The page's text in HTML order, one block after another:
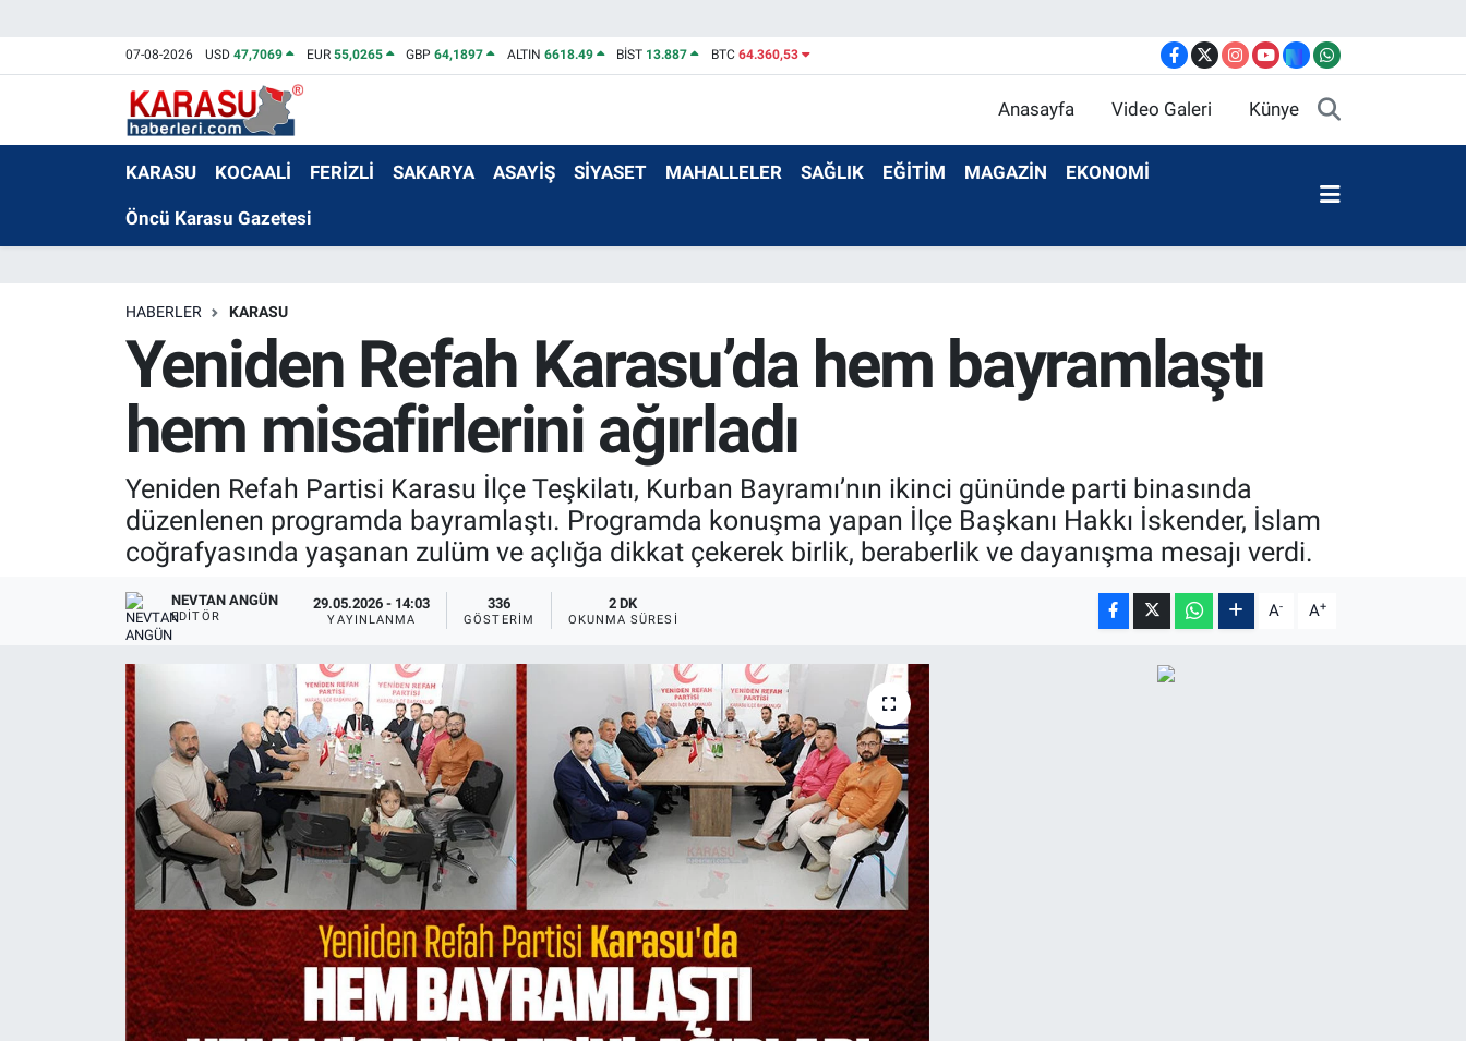
07-08-2026 USD47,7069 EUR 55,0265 GBP64,1897 ALTIN 6618.49 BİST 13.887 BTC 64.360,53
Anasayfa Video Galeri Künye
KARASU KOCAALİ FERİZLİ SAKARYA ASAYİŞ SİYASET MAHALLELER SAĞLIK EĞİTİM MAGAZİN EKONOMİ
Öncü Karasu Gazetesi
HABERLER KARASU
Yeniden Refah Karasu’da hem bayramlaştı
hem misafirlerini ağırladı
Yeniden Refah Partisi Karasu İlçe Teşkilatı, Kurban Bayramı’nın ikinci gününde parti binasında
düzenlenen programda bayramlaştı. Programda konuşma yapan İlçe Başkanı Hakkı İskender, İslam
coğrafyasında yaşanan zulüm ve açlığa dikkat çekerek birlik, beraberlik ve dayanışma mesajı verdi.
NEVTAN ANGÜN
EDITÖR
29.05.2026 - 14:03
YAYINLANMA
336
GÖSTERIM
2 DK
OKUNMA SÜRESI A- A+